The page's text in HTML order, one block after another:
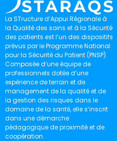
La STructure d’Appui Régionale à
la Qualité des soins et à la Sécurité
des patients est l’un des dispositifs
prévus par le Programme National
pour la Sécurité du Patient (PNSP).
Composée d’une équipe de
professionnels dotée d’une
expérience de terrain et de
management de la qualité et de
la gestion des risques dans le
domaine de la santé, elle s’inscrit
dans une démarche
pédagogique de proximité et de
coopération.